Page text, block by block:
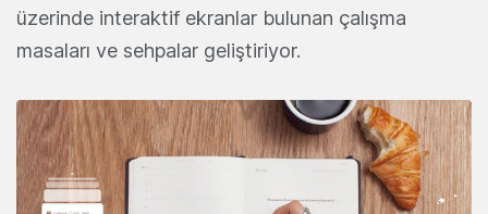
üzerinde interaktif ekranlar bulunan çalışma
masaları ve sehpalar geliştiriyor.